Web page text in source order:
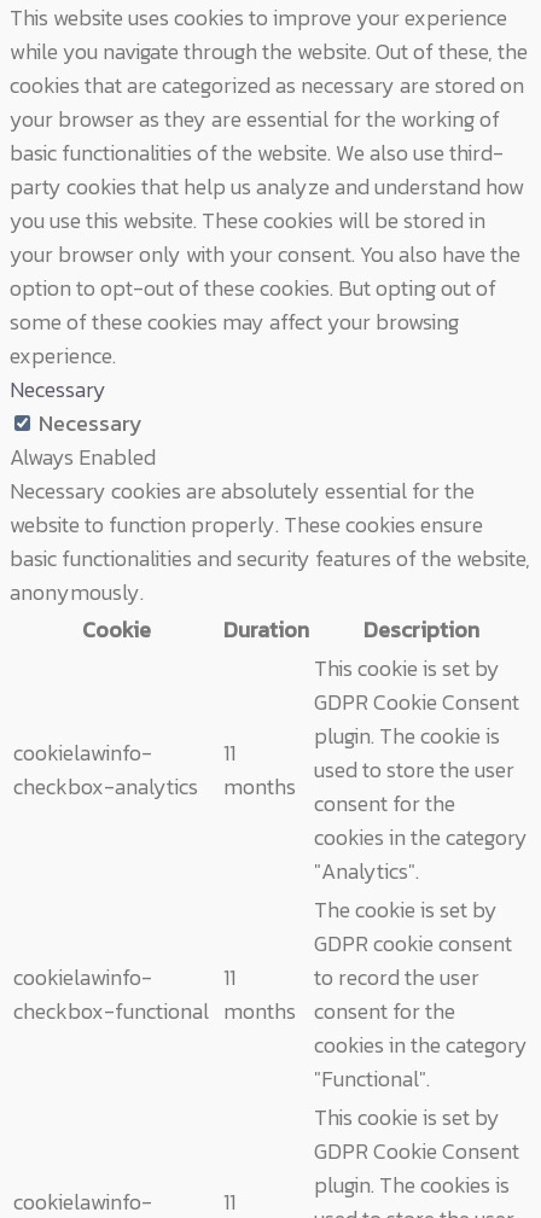
This website uses cookies to improve your experience
while you navigate through the website. Out of these, the
cookies that are categorized as necessary are stored on
your browser as they are essential for the working of
basic functionalities of the website. We also use third-
party cookies that help us analyze and understand how
you use this website. These cookies will be stored in
your browser only with your consent. You also have the
option to opt-out of these cookies. But opting out of
some of these cookies may affect your browsing
experience.
Necessary
Necessary
Always Enabled
Necessary cookies are absolutely essential for the
website to function properly. These cookies ensure
basic functionalities and security features of the website,
anonymously.
Cookie
Duration Description
cookielawinfo-
checkbox-analytics
11
months
This cookie is set by
GDPR Cookie Consent
plugin. The cookie is
used to store the user
consent for the
cookies in the category
"Analytics".
cookielawinfo-
checkbox-functional
11
months
The cookie is set by
GDPR cookie consent
to record the user
consent for the
cookies in the category
"Functional".
cookielawinfo-
11
This cookie is set by
GDPR Cookie Consent
plugin. The cookies is